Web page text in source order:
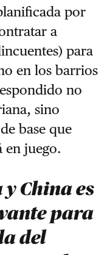
por
a
para
en los barrios
no
sino
base que
en juego.
y China es
para
del